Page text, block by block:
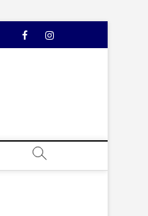
FacebookInstagram